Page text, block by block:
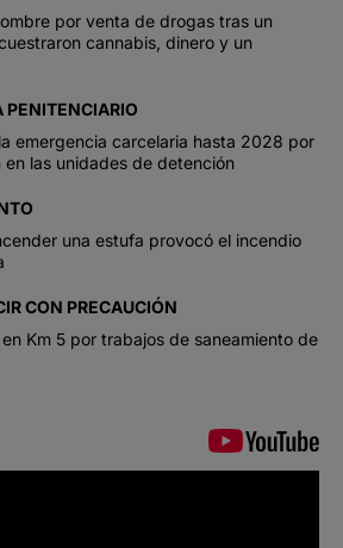
por venta de drogas tras un
cannabis, dinero y un
PENITENCIARIO
emergencia carcelaria hasta 2028 por
en las unidades de detención
una estufa provocó el incendio
CON PRECAUCIÓN
Km 5 por trabajos de saneamiento de